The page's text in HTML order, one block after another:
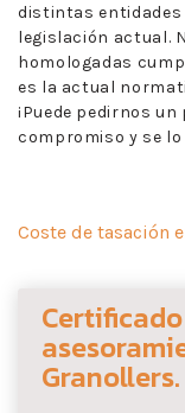
distintas entidades
legislación actual.
homologadas
es la actual
¡Puede pedirnos
compromiso y se
Coste de tasación
Granollers.